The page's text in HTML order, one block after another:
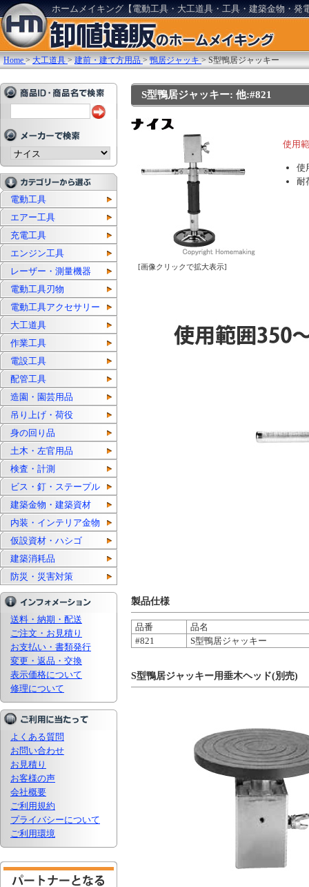
ホームメイキング【電動工具・大工道具・工具・建築金物・発
Home >大工道具 >建前・建て方用品 >鴨居ジャッキ >S型鴨居ジャッキー
電動工具
エアー工具
充電工具
エンジン工具
レーザー・測量機器
電動工具刃物
電動工具アクセサリー
大工道具
作業工具
電設工具
配管工具
造園・園芸用品
吊り上げ・荷役
身の回り品
土木・左官用品
検査・計測
ビス・釘・ステープル
建築金物・建築資材
内装・インテリア金物
仮設資材・ハシゴ
建築消耗品
防災・災害対策
送料・納期・配送
ご注文・お見積り
お支払い・書類発行
変更・返品・交換
表示価格について
修理について
よくある質問
お問い合わせ
お見積り
お客様の声
会社概要
ご利用規約
プライバシーについて
ご利用環境
S型鴨居ジャッキー: 他:#821
[画像クリックで拡大表示]
使用
使
耐
製品仕様
品番
品名
#821
S型鴨居ジャッキー
S型鴨居ジャッキー用垂木ヘッド(別売)